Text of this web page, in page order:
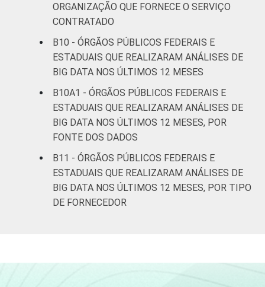
ORGANIZAÇÃO QUE FORNECE O SERVIÇO
CONTRATADO
B10 - ÓRGÃOS PÚBLICOS FEDERAIS E
ESTADUAIS QUE REALIZARAM ANÁLISES DE
BIG DATA NOS ÚLTIMOS 12 MESES
B10A1 - ÓRGÃOS PÚBLICOS FEDERAIS E
ESTADUAIS QUE REALIZARAM ANÁLISES DE
BIG DATA NOS ÚLTIMOS 12 MESES, POR
FONTE DOS DADOS
B11 - ÓRGÃOS PÚBLICOS FEDERAIS E
ESTADUAIS QUE REALIZARAM ANÁLISES DE
BIG DATA NOS ÚLTIMOS 12 MESES, POR TIPO
DE FORNECEDOR